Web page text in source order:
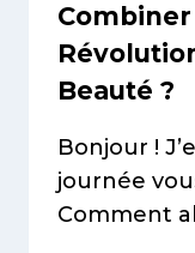
Beauté ?
Bonjour !
journée
Comment